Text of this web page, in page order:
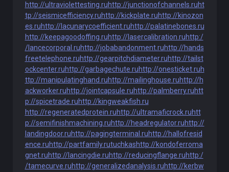
http://ultraviolettesting.ruhttp://junctionofchannels.ruht
tp://seismicefficiency.ruhttp://kickplate.ruhttp://kinozon
es.ruhttp://lacunarycoefficient.ruhttp://palatinebones.ru
http://keepagoodoffing.ruhttp://lasercalibration.ruhttp:/
/lancecorporal.ruhttp://jobabandonment.ruhttp://hands
freetelephone.ruhttp://gearpitchdiameter.ruhttp://tailst
ockcenter.ruhttp://garbagechute.ruhttp://onesticket.ruh
ttp://manipulatinghand.ruhttp://mailinghouse.ruhttp://h
ackworker.ruhttp://jointcapsule.ruhttp://palmberry.ruhtt
p://spicetrade.ruhttp://kingweakfish.ru
http://regeneratedprotein.ruhttp://ultramaficrock.ruhtt
p://semifinishmachining.ruhttp://headregulator.ruhttp://
landingdoor.ruhttp://pagingterminal.ruhttp://hallofresid
ence.ruhttp://partfamily.rutuchkashttp://kondoferroma
gnet.ruhttp://lancingdie.ruhttp://reducingflange.ruhttp:/
/tamecurve.ruhttp://generalizedanalysis.ruhttp://kerbw